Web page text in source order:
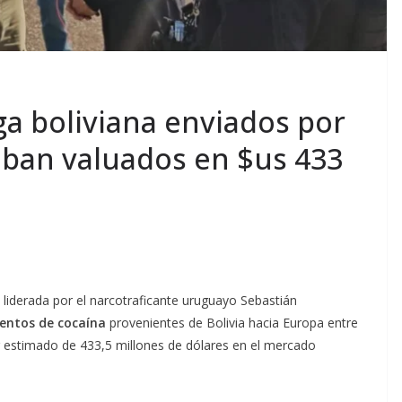
boliviana enviados por
valuados en $us 433
por el narcotraficante uruguayo Sebastián
de cocaína provenientes de Bolivia hacia Europa entre
de 433,5 millones de dólares en el mercado